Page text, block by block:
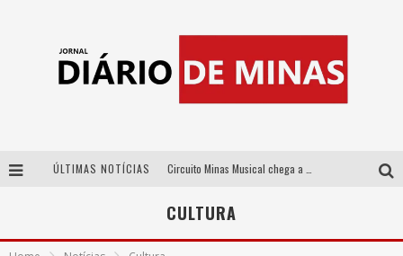
ÚLTIMAS NOTÍCIAS
No clima do Hexa: “Passinho do Brasil”, da DJ Danny Albuquerque, é a música que embala a torcida brasileira na Copa do Mundo 2026
CULTURA